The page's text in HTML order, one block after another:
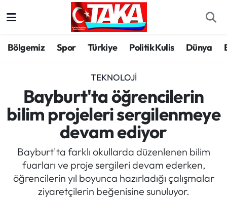
Bölgemiz Spor Türkiye Politik Kulis Dünya
TEKNOLOJI
Bayburt'ta öğrencilerin
bilim projeleri sergilenmeye
devam ediyor
Bayburt'ta farklı okullarda düzenlenen bilim
fuarları ve proje sergileri devam ederken,
öğrencilerin yıl boyunca hazırladığı çalışmalar
ziyaretçilerin beğenisine sunuluyor.
Spor
Türkiye
Kültür/Sanat
Politik Kulis
Dünya
Trabzon Hava Durumu
Trabzon Trafik Yoğunluk Haritası
Süper Lig Puan Durumu ve Fikstür
Tüm Manşetler
Son Dakika Haberleri
Haber Arşivi